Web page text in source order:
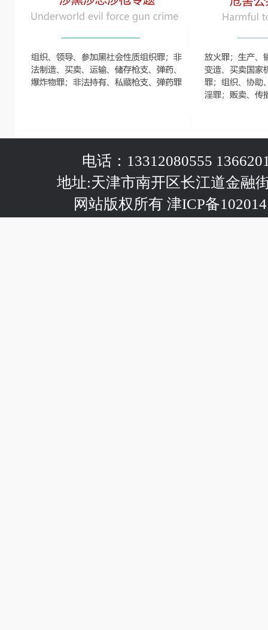
电话：13312080555
地址:天津市南开区长江道金融
网站版权所有 津ICP备